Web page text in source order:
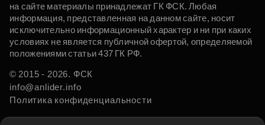
на сайте материалы принадлежат ГК ФСК. Любая
информация, представленная на данном сайте, носит
исключительно информационный характер и ни при каких
условиях не является публичной офертой, определяемой
положениями статьи 437 ГК РФ.
© 2015 - 2026. ФСК
info@anlider.info
Политика конфиденциальности